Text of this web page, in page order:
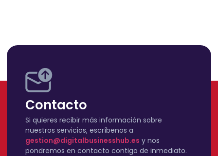
Contacto
Si quieres recibir más información sobre
nuestros servicios, escríbenos a
gestion@digitalbusinesshub.es y nos
pondremos en contacto contigo de inmediato.